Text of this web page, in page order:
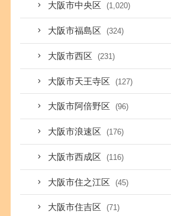
大阪市中央区 (1,020)
大阪市福島区 (324)
大阪市西区 (231)
大阪市天王寺区 (127)
大阪市阿倍野区 (96)
大阪市浪速区 (176)
大阪市西成区 (116)
大阪市住之江区 (45)
大阪市住吉区 (71)